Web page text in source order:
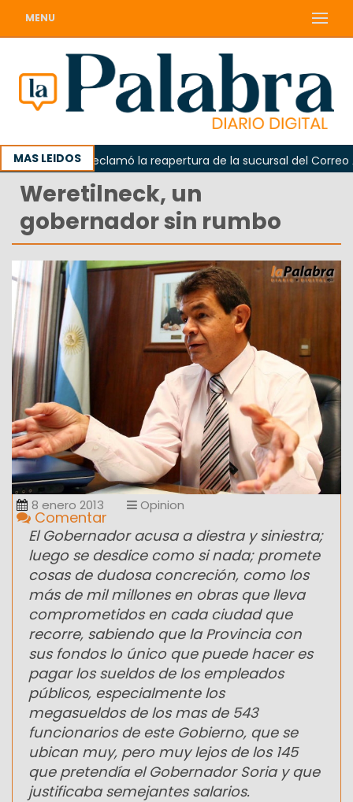
MENU
MAS LEIDOS
Odarda reclamó la reapertura de la sucursal del Correo
Weretilneck, un
gobernador sin rumbo
8 enero 2013 Opinion
Comentar
El Gobernador acusa a diestra y siniestra;
luego se desdice como si nada; promete
cosas de dudosa concreción, como los
más de mil millones en obras que lleva
comprometidos en cada ciudad que
recorre, sabiendo que la Provincia con
sus fondos lo único que puede hacer es
pagar los sueldos de los empleados
públicos, especialmente los
megasueldos de los mas de 543
funcionarios de este Gobierno, que se
ubican muy, pero muy lejos de los 145
que pretendía el Gobernador Soria y que
justificaba semejantes salarios.